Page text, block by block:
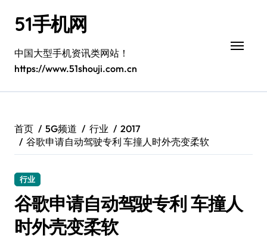
51手机网
中国大型手机资讯类网站！
https://www.51shouji.com.cn
首页 5G频道 行业
2017
谷歌申请自动驾驶专利 车撞人时外壳变柔软
行业
谷歌申请自动驾驶专利 车撞人
时外壳变柔软